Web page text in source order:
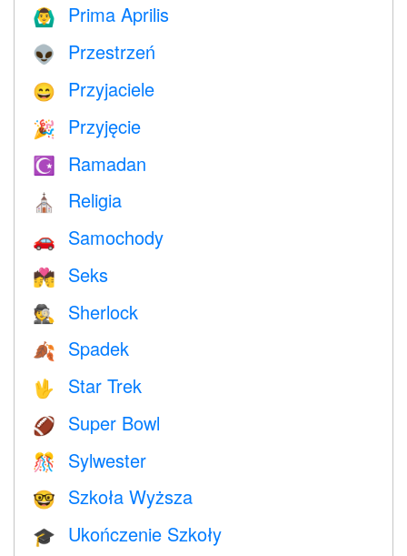
🙆‍♂️ Prima Aprilis
👽 Przestrzeń
😄 Przyjaciele
🎉 Przyjęcie
☪️ Ramadan
⛪️ Religia
🚗 Samochody
💏 Seks
🕵️ Sherlock
🍂 Spadek
🖖 Star Trek
🏈 Super Bowl
🎊 Sylwester
🤓 Szkoła Wyższa
🎓 Ukończenie Szkoły